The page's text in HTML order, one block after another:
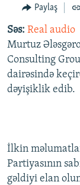
FƏRQƏ BAX
QANUNI DOĞRU
ARAŞDIRMA
MULTIMEDIA
VIDEO
RADIO ARXIV
İSLAM VƏ
İZ - MƏDƏNIYYƏT
PEŞƏ ETIKASI VƏ
BIZI IZLƏ
Paylaş
Səs: Real audio
Murtuz
Consulting
dairəsində
dəyişiklik edib.
İlkin
Partiyasının
gəldiyi elan